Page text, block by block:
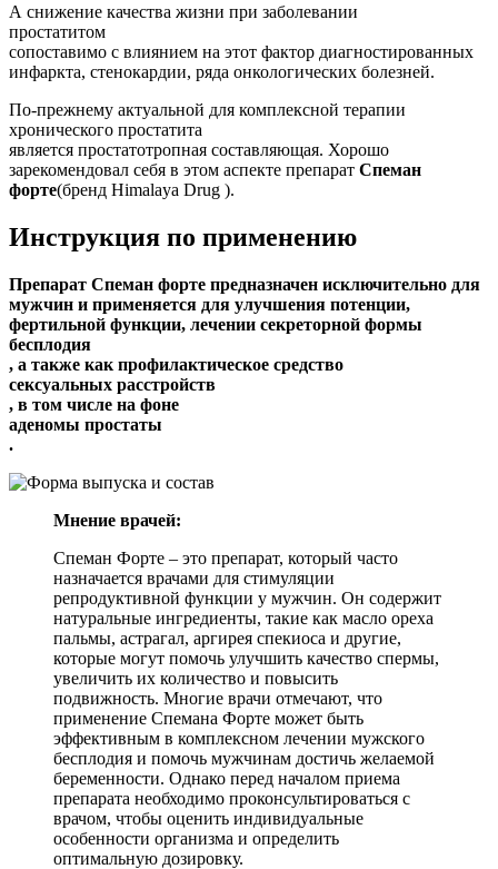
А снижение качества жизни при заболевании
простатитом
сопоставимо с влиянием на этот фактор диагностированных
инфаркта, стенокардии, ряда онкологических болезней.
По-прежнему актуальной для комплексной терапии
хронического простатита
является простатотропная составляющая. Хорошо
зарекомендовал себя в этом аспекте препарат Спеман
форте(бренд Himalaya Drug ).
Инструкция по применению
Препарат Спеман форте предназначен исключительно для
мужчин и применяется для улучшения потенции,
фертильной функции, лечении секреторной формы
бесплодия
, а также как профилактическое средство
сексуальных расстройств
, в том числе на фоне
аденомы простаты
.
Мнение врачей:
Спеман Форте – это препарат, который часто
назначается врачами для стимуляции
репродуктивной функции у мужчин. Он содержит
натуральные ингредиенты, такие как масло ореха
пальмы, астрагал, аргирея спекиоса и другие,
которые могут помочь улучшить качество спермы,
увеличить их количество и повысить
подвижность. Многие врачи отмечают, что
применение Спемана Форте может быть
эффективным в комплексном лечении мужского
бесплодия и помочь мужчинам достичь желаемой
беременности. Однако перед началом приема
препарата необходимо проконсультироваться с
врачом, чтобы оценить индивидуальные
особенности организма и определить
оптимальную дозировку.